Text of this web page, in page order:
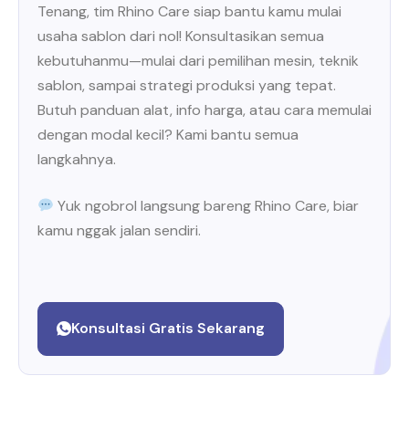
Tenang, tim Rhino Care siap bantu kamu mulai
usaha sablon dari nol! Konsultasikan semua
kebutuhanmu—mulai dari pemilihan mesin, teknik
sablon, sampai strategi produksi yang tepat.
Butuh panduan alat, info harga, atau cara memulai
dengan modal kecil? Kami bantu semua
langkahnya.
Yuk ngobrol langsung bareng Rhino Care, biar
kamu nggak jalan sendiri.
Konsultasi Gratis Sekarang